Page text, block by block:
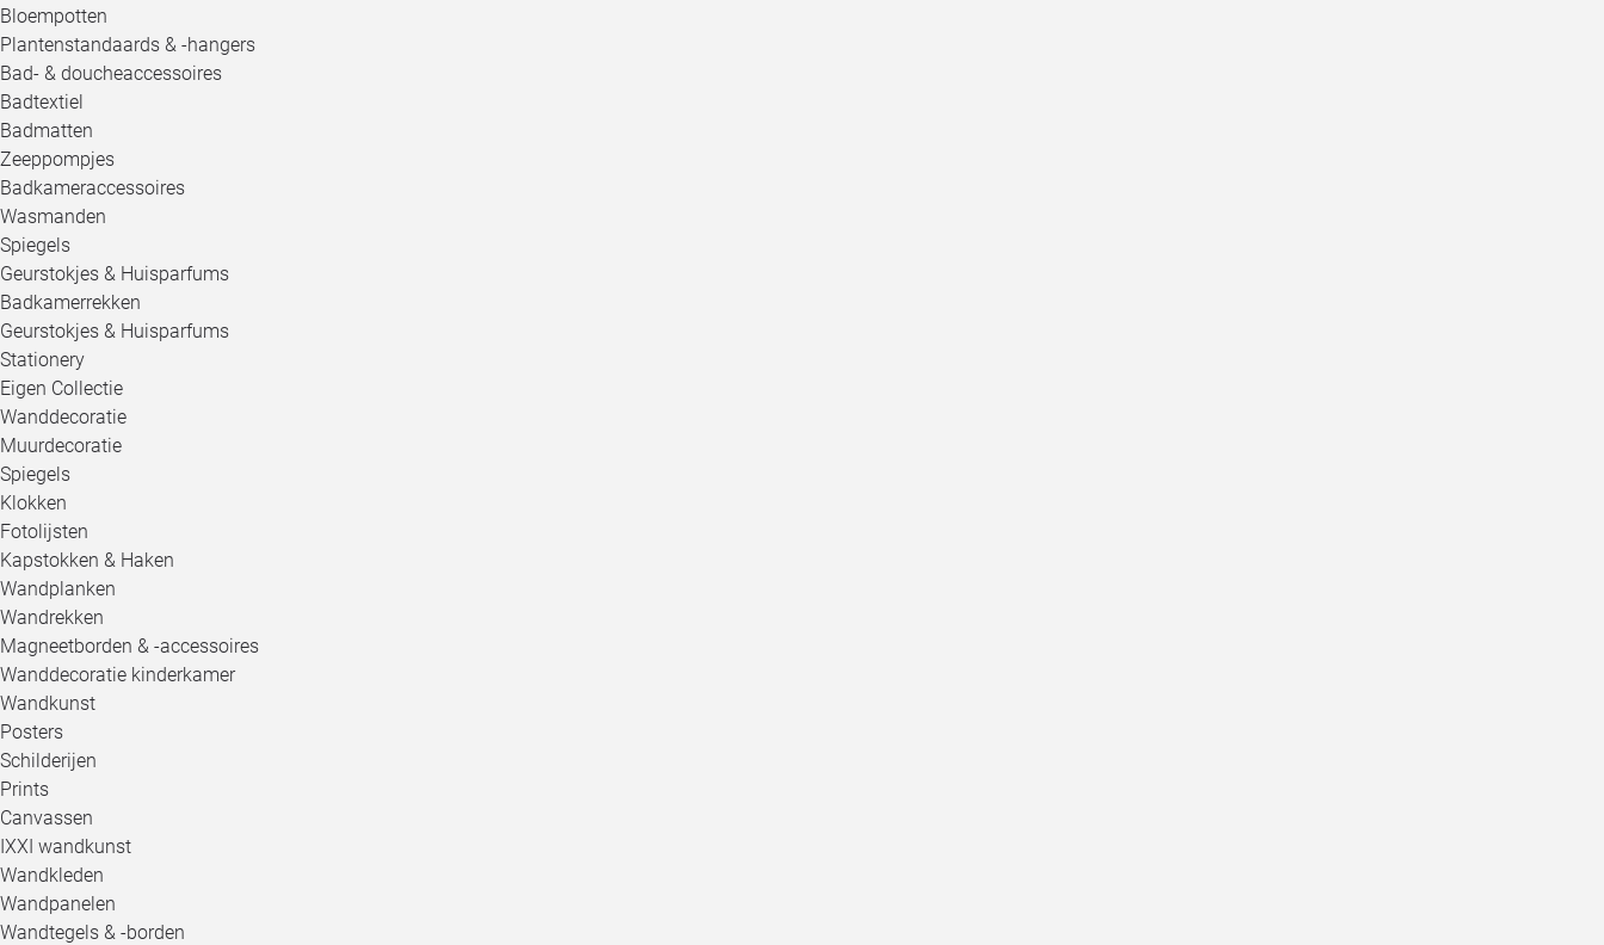
Bloempotten
Plantenstandaards & -hangers
Bad- & doucheaccessoires
Badtextiel
Badmatten
Zeeppompjes
Badkameraccessoires
Wasmanden
Spiegels
Geurstokjes & Huisparfums
Badkamerrekken
Geurstokjes & Huisparfums
Stationery
Eigen Collectie
Wanddecoratie
Muurdecoratie
Spiegels
Klokken
Fotolijsten
Kapstokken & Haken
Wandplanken
Wandrekken
Magneetborden & -accessoires
Wanddecoratie kinderkamer
Wandkunst
Posters
Schilderijen
Prints
Canvassen
IXXI wandkunst
Wandkleden
Wandpanelen
Wandtegels & -borden